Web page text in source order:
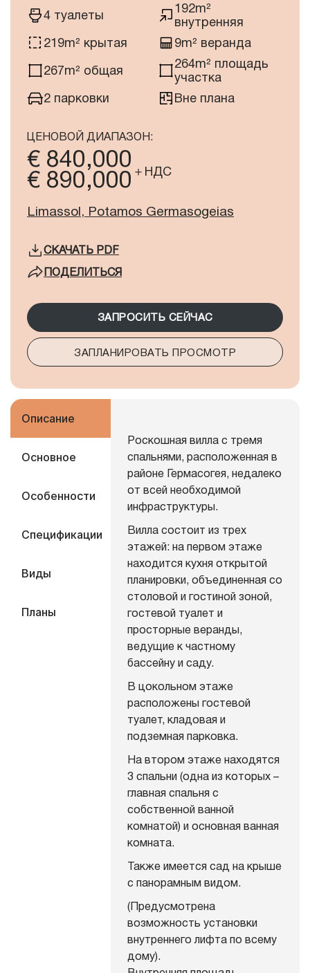
4 туалеты
192m²
внутренняя
219m² крытая
9m² веранда
267m² общая
264m² площадь
участка
2 парковки
Вне плана
ЦЕНОВОЙ ДИАПАЗОН:
€ 840,000
€ 890,000 ＋НДС
Limassol, Potamos Germasogeias
СКАЧАТЬ PDF
ПОДЕЛИТЬСЯ
ЗАПРОСИТЬ СЕЙЧАС
ЗАПЛАНИРОВАТЬ ПРОСМОТР
Описание
Основное
Особенности
Спецификации
Виды
Планы
Роскошная вилла с тремя
спальнями, расположенная в
районе Гермасогея, недалеко
от всей необходимой
инфраструктуры.
Вилла состоит из трех
этажей: на первом этаже
находится кухня открытой
планировки, объединенная со
столовой и гостиной зоной,
гостевой туалет и
просторные веранды,
ведущие к частному
бассейну и саду.
В цокольном этаже
расположены гостевой
туалет, кладовая и
подземная парковка.
На втором этаже находятся
3 спальни (одна из которых –
главная спальня с
собственной ванной
комнатой) и основная ванная
комната.
Также имеется сад на крыше
с панорамным видом.
(Предусмотрена
возможность установки
внутреннего лифта по всему
дому).